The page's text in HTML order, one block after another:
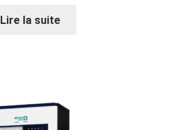
Lire la suite